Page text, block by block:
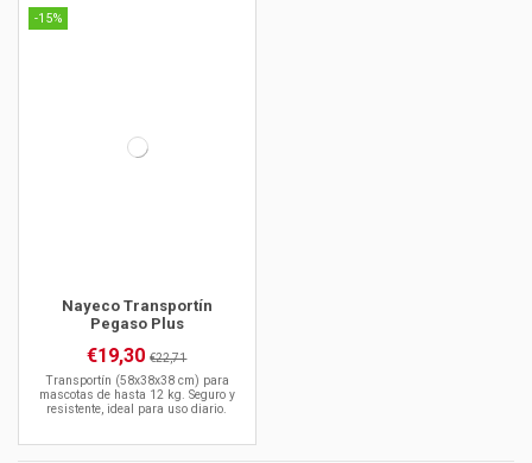
-15%
Nayeco Transportín
Pegaso Plus
€19,30€22,71
Transportín (58x38x38 cm) para
mascotas de hasta 12 kg. Seguro y
resistente, ideal para uso diario.